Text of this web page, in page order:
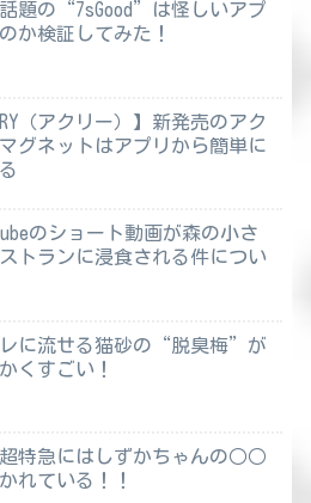
題の“7sGood”は怪しいアプ
か検証してみた！
（アクリー）】新発売のアク
グネットはアプリから簡単に
のショート動画が森の小さ
トランに浸食される件につい
レに流せる猫砂の“脱臭梅”が
くすごい！
特急にはしずかちゃんの○○
れている！！